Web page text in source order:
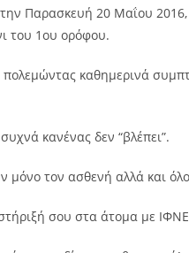
Παρασκευή 20 Μαΐου 2016,
του 1ου ορόφου.
καθημερινά
κανένας δεν “βλέπει”.
τον ασθενή αλλά και όλο
σου στα άτομα με